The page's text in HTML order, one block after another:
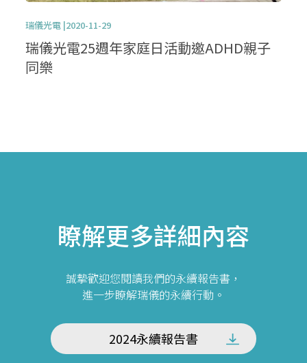
瑞儀光電 |2020-11-29
瑞儀光電25週年家庭日活動邀ADHD親子
同樂
瞭解更多詳細內容
誠摯歡迎您閱讀我們的永續報告書，
進一步瞭解瑞儀的永續行動。
2024永續報告書